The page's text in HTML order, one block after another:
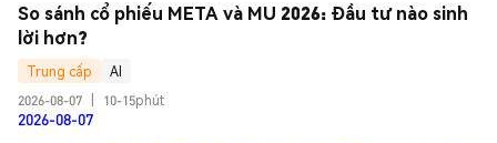
So sánh cổ phiếu META và MU 2026: Đầu tư nào sinh
lời hơn?
Trung cấp
AI
2026-08-07
10-15phút
2026-08-07